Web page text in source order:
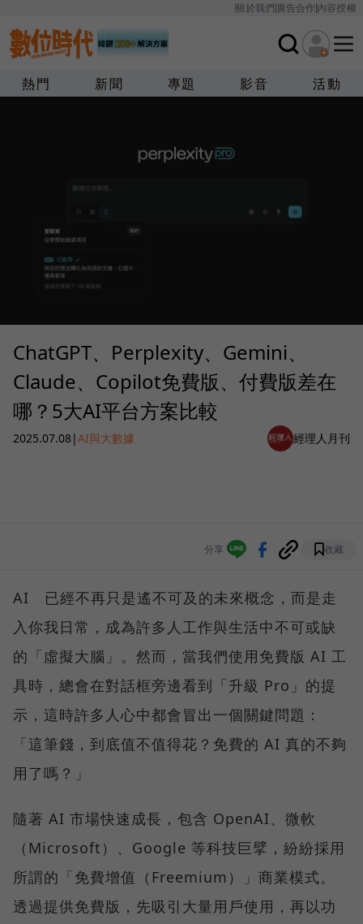
關於我們廣告合作內容授權
熱門 新聞 專題 影音 活動
ChatGPT、Perplexity、Gemini、
Claude、Copilot免費版、付費版差在
哪？5大AI平台方案比較
2025.07.08|AI與大數據 經理人月刊
分享 收藏
AI 已經不再只是遙不可及的未來概念，而是走
入你我日常，成為許多人工作與生活中不可或缺
的「虛擬大腦」。然而，當我們使用免費版 AI 工
具時，總會在對話框旁邊看到「升級 Pro」的提
示，這時許多人心中都會冒出一個關鍵問題：
「這筆錢，到底值不值得花？免費的 AI 真的不夠
用了嗎？」
隨著 AI 市場快速成長，包含 OpenAI、微軟
（Microsoft）、Google 等科技巨擘，紛紛採用
所謂的「免費增值（Freemium）」商業模式。
透過提供免費版，先吸引大量用戶使用，再以功